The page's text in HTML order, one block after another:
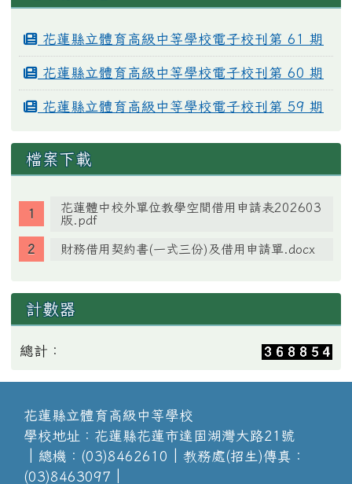
花蓮縣立體育高級中等學校電子校刊第 61 期
花蓮縣立體育高級中等學校電子校刊第 60 期
花蓮縣立體育高級中等學校電子校刊第 59 期
檔案下載
花蓮體中校外單位教學空間借用申請表202603
版.pdf
財務借用契約書(一式三份)及借用申請單.docx
計數器
總計：
花蓮縣立體育高級中等學校
學校地址：花蓮縣花蓮市達固湖灣大路21號
│總機：(03)8462610│教務處(招生)傳真：
(03)8463097│